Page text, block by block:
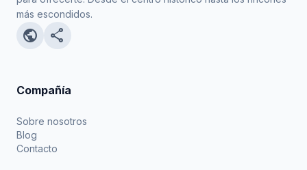
más escondidos.
public share
Compañía
Sobre nosotros
Blog
Contacto